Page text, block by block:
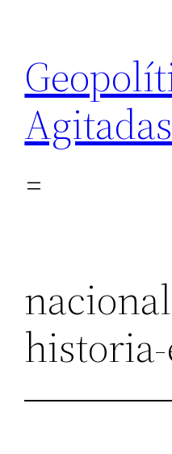
contenido
Agitadas